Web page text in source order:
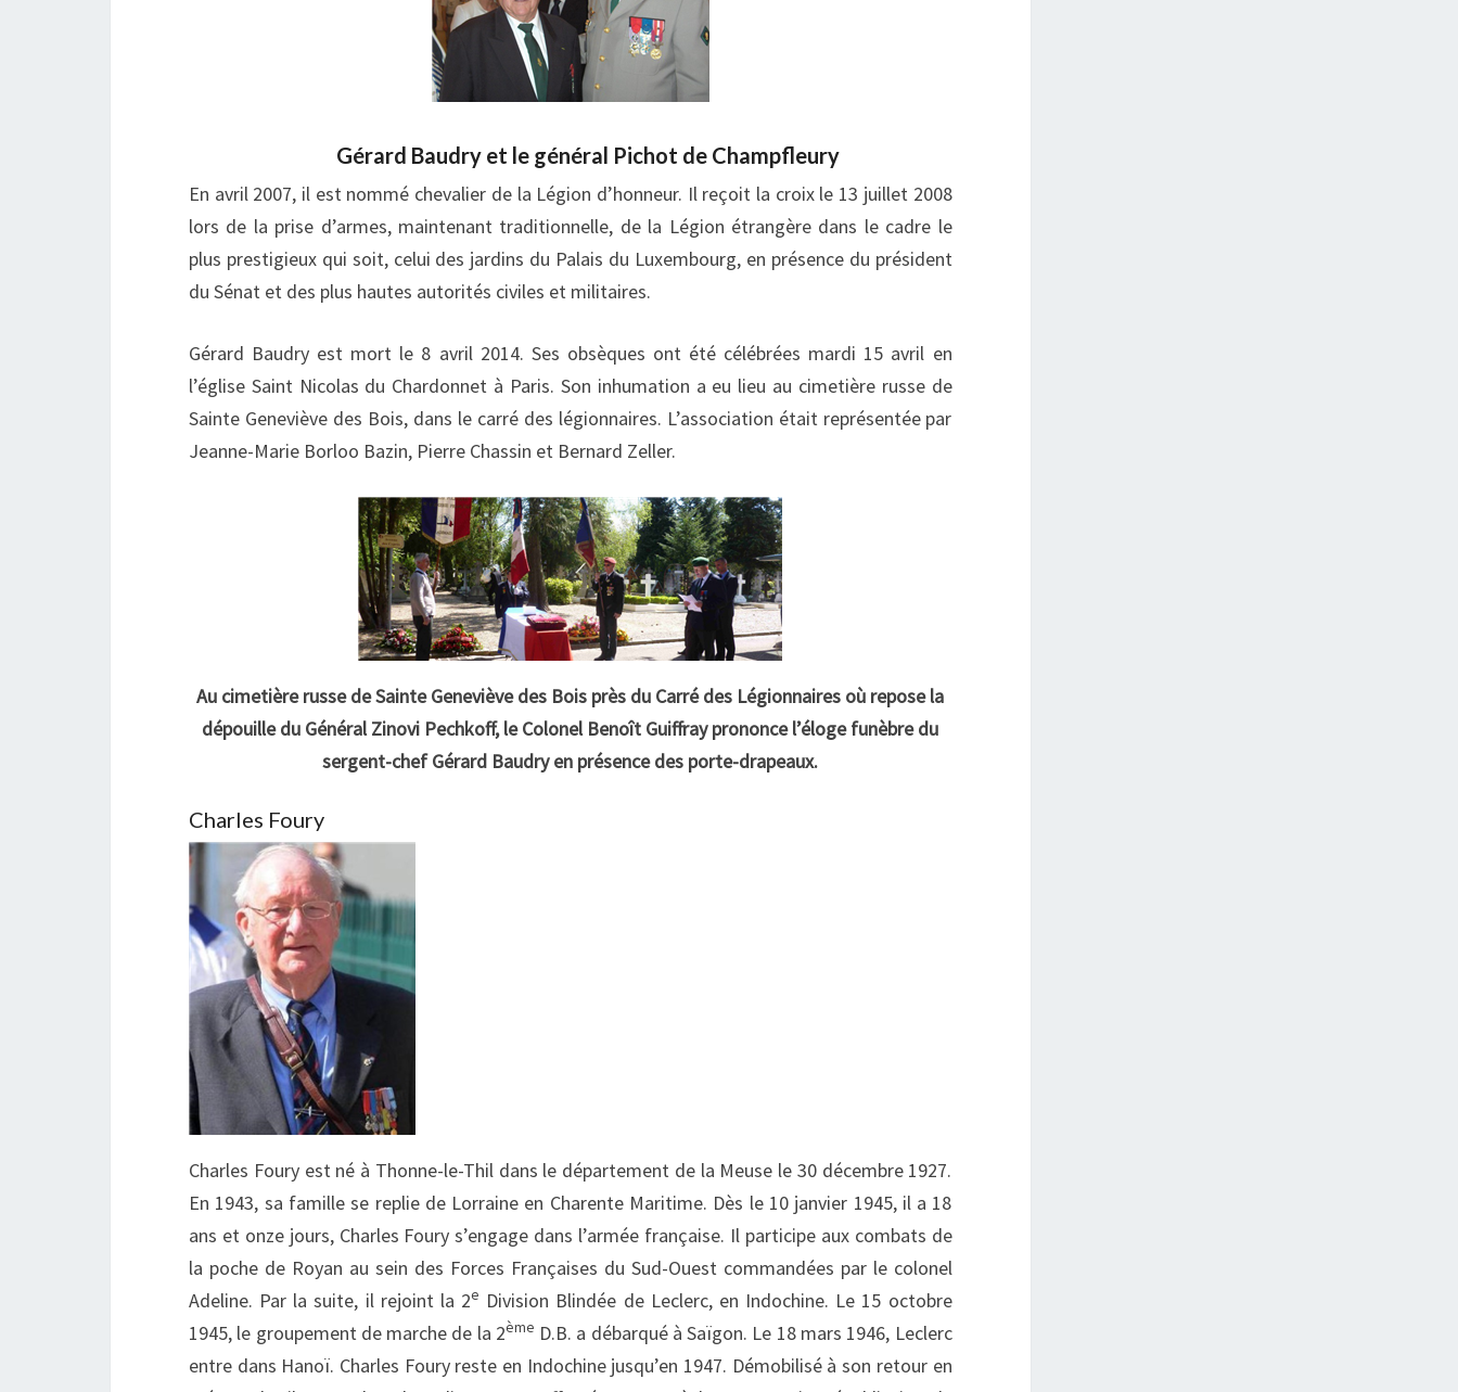
Gérard Baudry et le général Pichot de Champfleury
En avril 2007, il est nommé chevalier de la Légion d’honneur. Il reçoit la croix le 13 juillet 2008
lors de la prise d’armes, maintenant traditionnelle, de la Légion étrangère dans le cadre le
plus prestigieux qui soit, celui des jardins du Palais du Luxembourg, en présence du président
du Sénat et des plus hautes autorités civiles et militaires.
Gérard Baudry est mort le 8 avril 2014. Ses obsèques ont été célébrées mardi 15 avril en
l’église Saint Nicolas du Chardonnet à Paris. Son inhumation a eu lieu au cimetière russe de
Sainte Geneviève des Bois, dans le carré des légionnaires. L’association était représentée par
Jeanne-Marie Borloo Bazin, Pierre Chassin et Bernard Zeller.
Au cimetière russe de Sainte Geneviève des Bois près du Carré des Légionnaires où repose la
dépouille du Général Zinovi Pechkoff, le Colonel Benoît Guiffray prononce l’éloge funèbre du
sergent-chef Gérard Baudry en présence des porte-drapeaux.
Charles Foury
Charles Foury est né à Thonne-le-Thil dans le département de la Meuse le 30 décembre 1927.
En 1943, sa famille se replie de Lorraine en Charente Maritime. Dès le 10 janvier 1945, il a 18
ans et onze jours, Charles Foury s’engage dans l’armée française. Il participe aux combats de
la poche de Royan au sein des Forces Françaises du Sud-Ouest commandées par le colonel
Adeline. Par la suite, il rejoint la 2e Division Blindée de Leclerc, en Indochine. Le 15 octobre
1945, le groupement de marche de la 2ème D.B. a débarqué à Saïgon. Le 18 mars 1946, Leclerc
entre dans Hanoï. Charles Foury reste en Indochine jusqu’en 1947. Démobilisé à son retour en